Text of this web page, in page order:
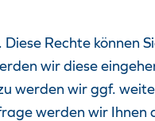
Rechte können
wir diese
werden wir ggf.
werden wir